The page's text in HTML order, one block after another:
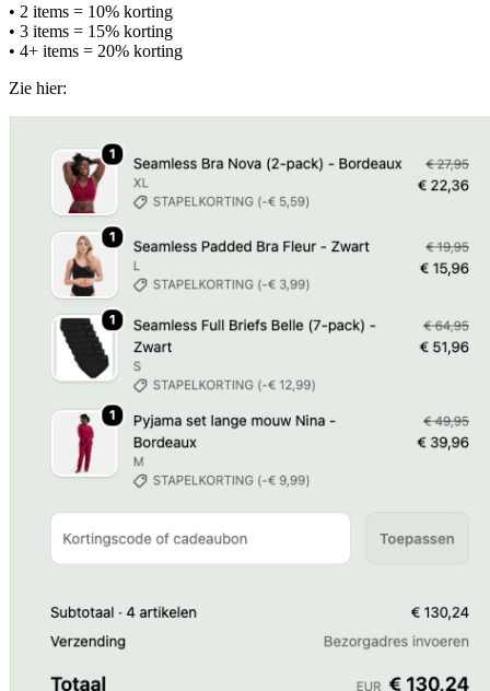
• 2 items = 10% korting
• 3 items = 15% korting
• 4+ items = 20% korting
Zie hier: